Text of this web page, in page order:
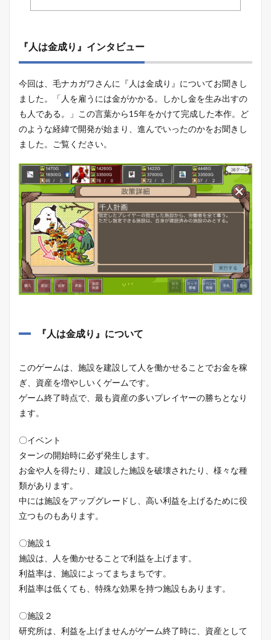
『人は金成り』インタビュー
今回は、毛ナカガワさんに『人は金成り』についてお聞きし
ました。「人を雇うには金がかかる。しかし金を生み出すの
も人である。」この言葉から15年をかけて完成した本作。ど
のような経緯で開発が始まり、進んでいったのかをお聞きし
ました。ご覧ください。
『人は金成り』について
このゲームは、施設を建設して人を働かせることでお金を稼
ぎ、資産を増やしいくゲームです。
ゲーム終了時点で、最も資産の多いプレイヤーの勝ちとなり
ます。
〇イベント
ターンの開始時に必ず発生します。
お金や人を得たり、建設した施設を破壊されたり、様々な種
類があります。
中には施設をアップグレードし、高い利益を上げるために役
立つものもあります。
〇施設１
施設は、人を働かせることで利益を上げます。
利益率は、施設によってまちまちです。
利益率は低くても、特殊な効果を持つ施設もあります。
〇施設２
研究所は、利益を上げませんがゲーム終了時に、資産として